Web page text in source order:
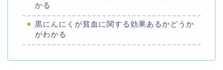
かる
黒にんにくが貧血に関する効果あるかどうか
がわかる